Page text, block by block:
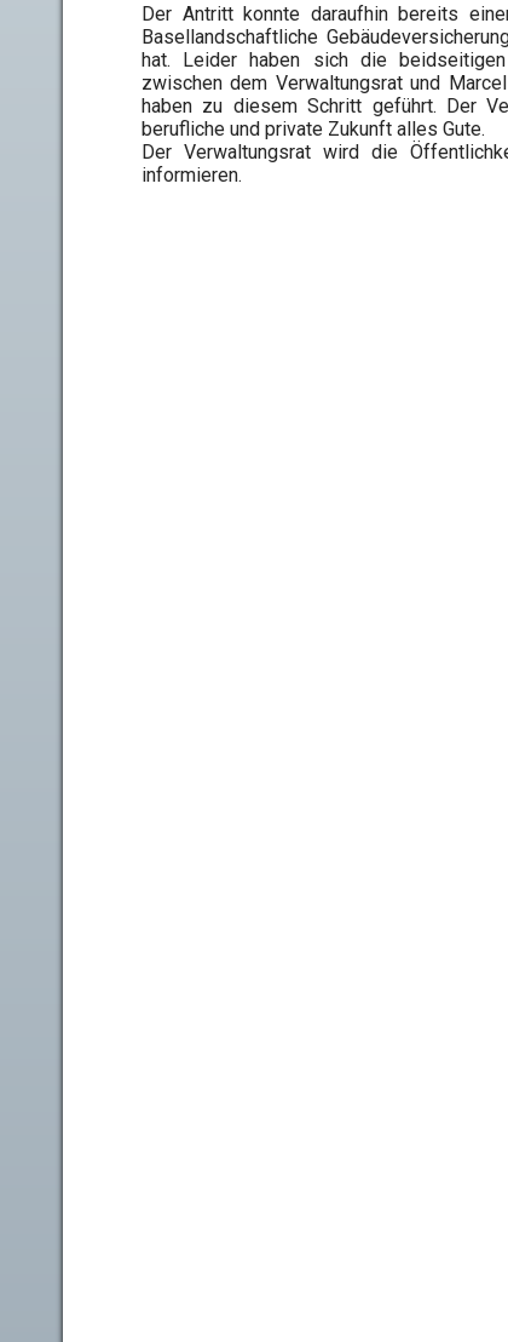
Der Antritt konnte daraufhin bereits
Basellandschaftliche
hat. Leider haben sich die
zwischen dem Verwaltungsrat und
haben zu diesem Schritt geführt. Der
berufliche und private Zukunft alles Gute.
Der Verwaltungsrat wird die
informieren.